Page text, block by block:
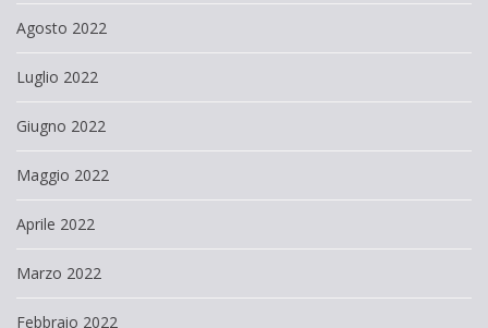
Agosto 2022
Luglio 2022
Giugno 2022
Maggio 2022
Aprile 2022
Marzo 2022
Febbraio 2022